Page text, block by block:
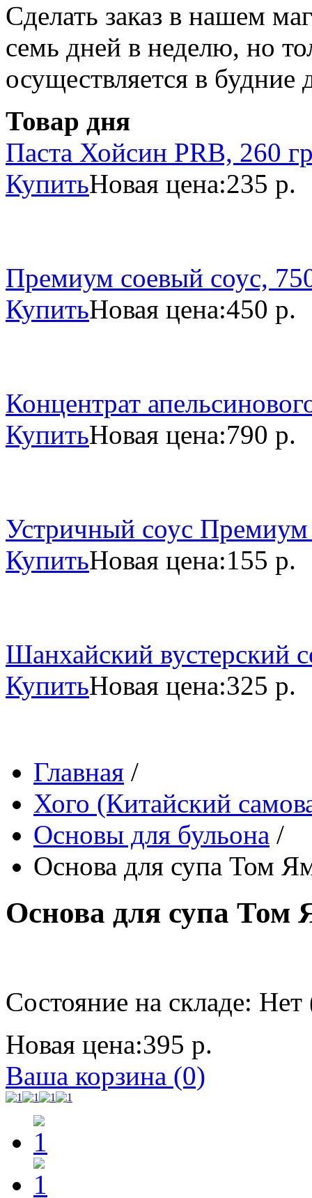
Сделать заказ в нашем
семь дней в неделю, но
осуществляется в будние
Товар дня
Паста Хойсин PRB, 260
КупитьНовая цена:235 р.
Премиум соевый соус,
КупитьНовая цена:450 р.
Концентрат
КупитьНовая цена:790 р.
Устричный соус
КупитьНовая цена:155 р.
Шанхайский вустерский
КупитьНовая цена:325 р.
Главная /
Хого (Китайский
Основы для бульона /
Основа для супа Том
Основа для супа Том
Состояние на складе: Нет
Новая цена:395 р.
Ваша корзина (0)